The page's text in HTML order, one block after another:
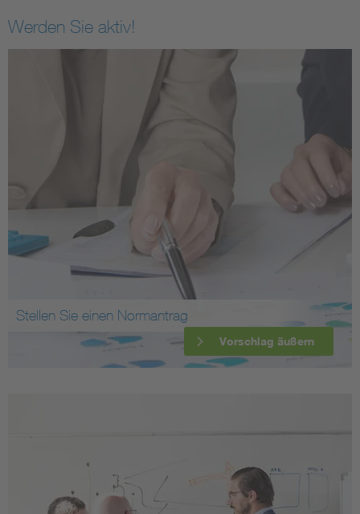
Werden Sie aktiv!
Stellen Sie einen Normantrag
Vorschlag äußern